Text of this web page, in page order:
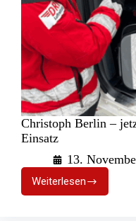
Christoph Berlin –
Einsatz
13.
Weiterlesen
Christoph
Berlin